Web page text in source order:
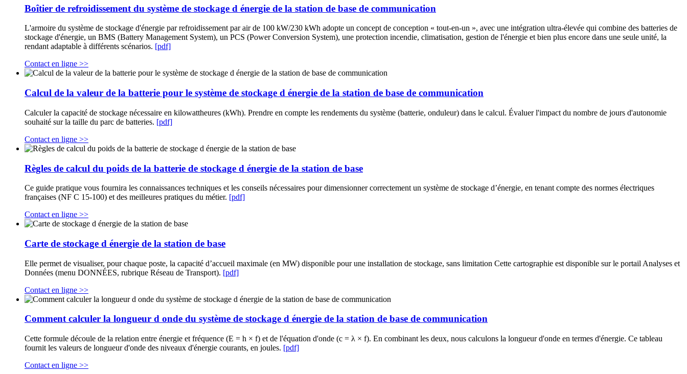
Boîtier de refroidissement du système de stockage d énergie de la station de base de communication
L'armoire du système de stockage d'énergie par refroidissement par air de 100 kW/230 kWh adopte un concept de conception « tout-en-un », avec une intégration ultra-élevée qui combine des batteries de
stockage d'énergie, un BMS (Battery Management System), un PCS (Power Conversion System), une protection incendie, climatisation, gestion de l'énergie et bien plus encore dans une seule unité, la
rendant adaptable à différents scénarios. [pdf]
Contact en ligne >>
Calcul de la valeur de la batterie pour le système de stockage d énergie de la station de base de communication
Calculer la capacité de stockage nécessaire en kilowattheures (kWh). Prendre en compte les rendements du système (batterie, onduleur) dans le calcul. Évaluer l'impact du nombre de jours d'autonomie
souhaité sur la taille du parc de batteries. [pdf]
Contact en ligne >>
Règles de calcul du poids de la batterie de stockage d énergie de la station de base
Ce guide pratique vous fournira les connaissances techniques et les conseils nécessaires pour dimensionner correctement un système de stockage d’énergie, en tenant compte des normes électriques
françaises (NF C 15-100) et des meilleures pratiques du métier. [pdf]
Contact en ligne >>
Carte de stockage d énergie de la station de base
Elle permet de visualiser, pour chaque poste, la capacité d’accueil maximale (en MW) disponible pour une installation de stockage, sans limitation Cette cartographie est disponible sur le portail Analyses et
Données (menu DONNÉES, rubrique Réseau de Transport). [pdf]
Contact en ligne >>
Comment calculer la longueur d onde du système de stockage d énergie de la station de base de communication
Cette formule découle de la relation entre énergie et fréquence (E = h × f) et de l'équation d'onde (c = λ × f). En combinant les deux, nous calculons la longueur d'onde en termes d'énergie. Ce tableau
fournit les valeurs de longueur d'onde des niveaux d'énergie courants, en joules. [pdf]
Contact en ligne >>